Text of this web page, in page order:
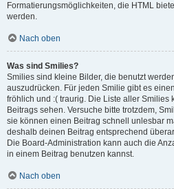
Formatierungsmöglichkeiten, die HTML
werden.
Nach oben
Was sind Smilies?
Smilies sind kleine Bilder, die benutzt
auszudrücken. Für jeden Smilie gibt es
fröhlich und :( traurig. Die Liste aller Smilies
Beitrags sehen. Versuche bitte trotzdem,
sie können einen Beitrag schnell unlesbar
deshalb deinen Beitrag entsprechend
Die Board-Administration kann auch die
in einem Beitrag benutzen kannst.
Nach oben